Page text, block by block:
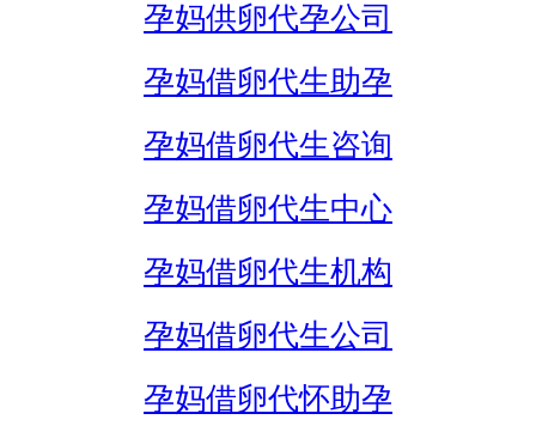
孕妈供卵代孕公司
孕妈借卵代生助孕
孕妈借卵代生咨询
孕妈借卵代生中心
孕妈借卵代生机构
孕妈借卵代生公司
孕妈借卵代怀助孕